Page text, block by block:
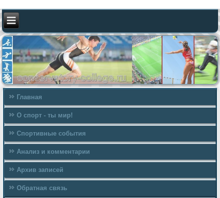
Главная
О спорт - ты мир!
Спортивные события
Анализ и комментарии
Архив записей
Обратная связь